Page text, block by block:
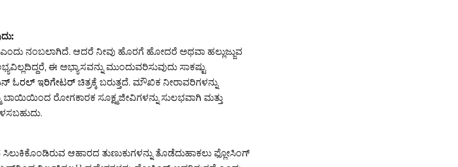
ನಂಬಲಾಗಿದೆ. ಆದರೆ ನೀವು ಹೊರಗೆ ಹೋದರೆ ಅಥವಾ ಹಲ್ಲುಜ್ಜುವ
ಈ ಅಭ್ಯಾಸವನ್ನು ಮುಂದುವರಿಸುವುದು ಸಾಕಷ್ಟು
ಓರಲ್ ಇರಿಗೇಟರ್ ಚಿತ್ರಕ್ಕೆ ಬರುತ್ತದೆ. ಮೌಖಿಕ ನೀರಾವರಿಗಳನ್ನು
ಬಾಯಿಯಿಂದ ರೋಗಕಾರಕ ಸೂಕ್ಷ್ಮಜೀವಿಗಳನ್ನು ಸುಲಭವಾಗಿ ಮತ್ತು
ಆಹಾರದ ತುಣುಕುಗಳನ್ನು ತೊಡೆದುಹಾಕಲು ಫ್ಲೋಸಿಂಗ್